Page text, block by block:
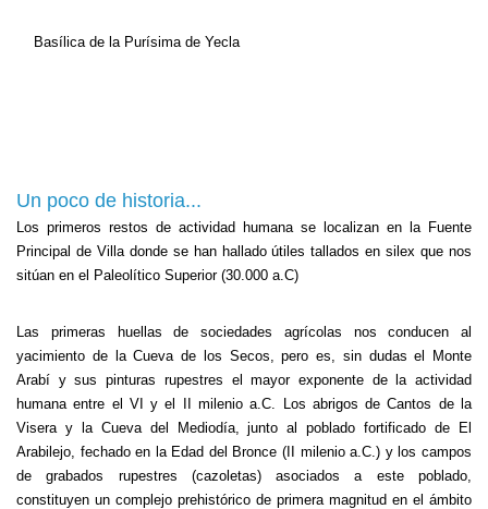
Basílica de la Purísima de Yecla
Un poco de historia...
Los primeros restos de actividad humana se localizan en la Fuente
Principal de Villa donde se han hallado útiles tallados en silex que nos
sitúan en el Paleolítico Superior (30.000 a.C)
Las primeras huellas de sociedades agrícolas nos conducen al
yacimiento de la Cueva de los Secos, pero es, sin dudas el Monte
Arabí y sus pinturas rupestres el mayor exponente de la actividad
humana entre el VI y el II milenio a.C. Los abrigos de Cantos de la
Visera y la Cueva del Mediodía, junto al poblado fortificado de El
Arabilejo, fechado en la Edad del Bronce (II milenio a.C.) y los campos
de grabados rupestres (cazoletas) asociados a este poblado,
constituyen un complejo prehistórico de primera magnitud en el ámbito